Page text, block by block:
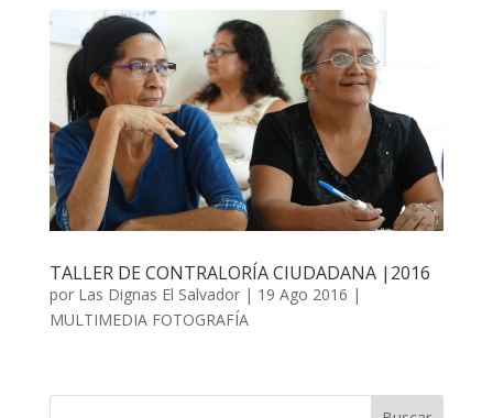
TALLER DE CONTRALORÍA CIUDADANA |2016
por Las Dignas El Salvador| 19 Ago 2016 |
MULTIMEDIA FOTOGRAFÍA